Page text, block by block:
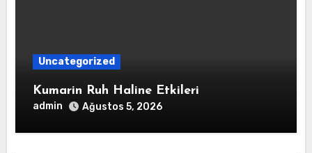
Uncategorized
Kumarin Ruh Haline Etkileri
admin Ağustos 5, 2026